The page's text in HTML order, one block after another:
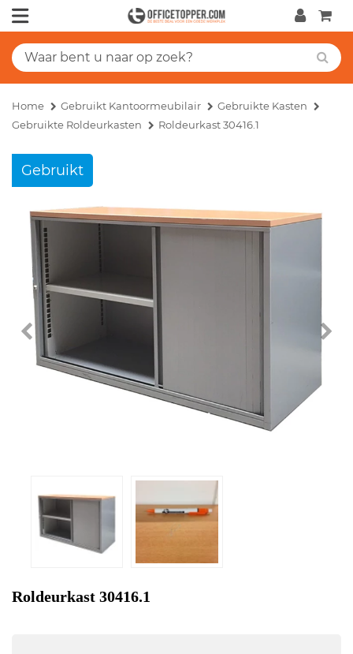
Home Gebruikt Kantoormeubilair
Gebruikte Kasten
Gebruikte Roldeurkasten
Roldeurkast 30416.1
Gebruikt
Roldeurkast 30416.1